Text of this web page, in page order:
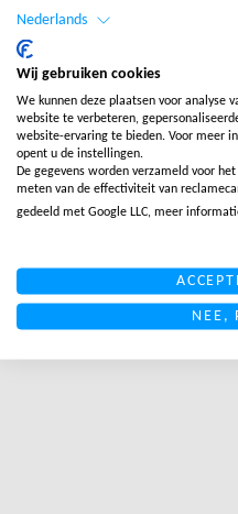
KLANTENSERVICE BLOGS, FULFILLMENT
ECommerce
Rusland
LEES MEER
Nederlands
Wij gebruiken cookies
We kunnen deze plaatsen voor analyse
website te verbeteren,
website-ervaring te bieden. Voor meer
opent u de instellingen.
De gegevens worden verzameld voor
meten van de effectiviteit van
gedeeld met Google LLC, meer
NEE,